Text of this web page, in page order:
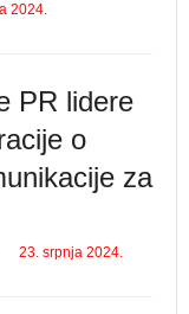
2024.
PR lidere
o
za
23. srpnja 2024.